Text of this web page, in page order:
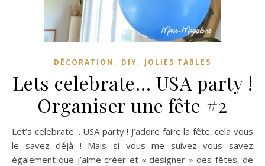
DÉCORATION , DIY, JOLIES TABLES
Lets celebrate… USA party !
Organiser une fête #2
Let’s celebrate… USA party ! J’adore faire la fête, cela vous
le savez déjà ! Mais si vous me suivez vous savez
également que j’aime créer et « designer » des fêtes, de